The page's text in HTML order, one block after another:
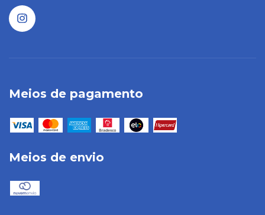
Meios de pagamento
Meios de envio